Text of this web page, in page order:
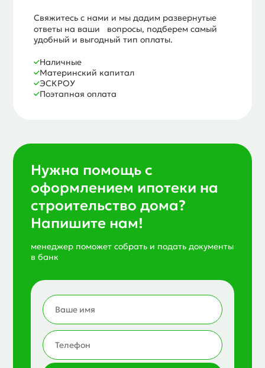
Свяжитесь с нами и мы дадим развернутые
ответы на ваши вопросы, подберем самый
удобный и выгодный тип оплаты.
Наличные
Материнский капитал
ЭСКРОУ
Поэтапная оплата
Нужна помощь с
оформлением ипотеки на
строительство дома?
Напишите нам!
менеджер поможет собрать и подать документы
в банк